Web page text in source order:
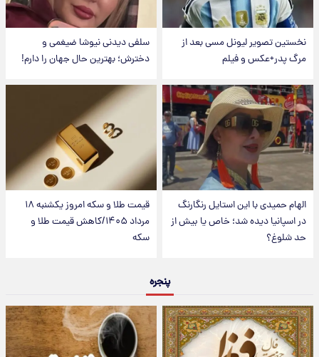
نخستین تصویر لیونل مسی بعد از
مرگ پدر+عکس و فیلم
سلفی دیدنی نیوشا ضیغمی و
دخترش؛ بهترین حال جهان را دارم!
الهام حمیدی با این استایل رنگارنگ
در اسپانیا دیده شد؛ خاص یا بیش از
حد شلوغ؟
قیمت طلا و سکه امروز یکشنبه ۱۸
مرداد ۱۴۰۵/کاهش قیمت طلا و
سکه
پنجره